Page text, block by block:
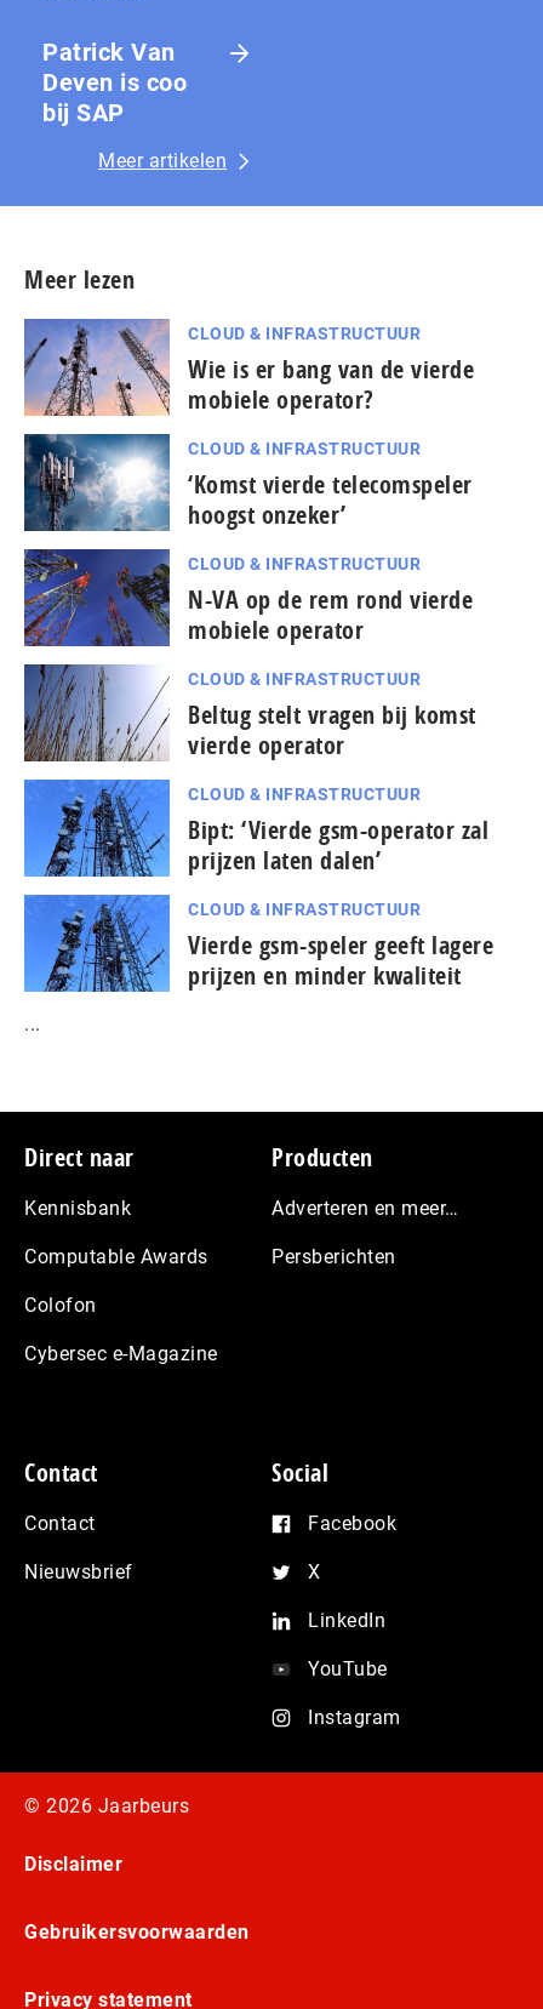
Patrick Van
Deven is coo
bij SAP
Meer artikelen
Meer lezen
CLOUD & INFRASTRUCTUUR
Wie is er bang van de vierde
mobiele operator?
CLOUD & INFRASTRUCTUUR
‘Komst vierde telecomspeler
hoogst onzeker’
CLOUD & INFRASTRUCTUUR
N-VA op de rem rond vierde
mobiele operator
CLOUD & INFRASTRUCTUUR
Beltug stelt vragen bij komst
vierde operator
CLOUD & INFRASTRUCTUUR
Bipt: ‘Vierde gsm-operator zal
prijzen laten dalen’
CLOUD & INFRASTRUCTUUR
Vierde gsm-speler geeft lagere
prijzen en minder kwaliteit
...
Footer
Direct naar
Kennisbank
Computable Awards
Colofon
Cybersec e-Magazine
Producten
Adverteren en meer…
Persberichten
Contact
Contact
Nieuwsbrief
Social
Facebook
X
LinkedIn
YouTube
Instagram
© 2026 Jaarbeurs
Disclaimer
Gebruikersvoorwaarden
Privacy statement